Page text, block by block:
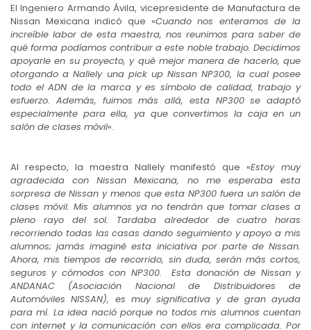
El Ingeniero Armando Ávila, vicepresidente de Manufactura de
Nissan Mexicana indicó que «Cuando nos enteramos de la
increíble labor de esta maestra, nos reunimos para saber de
qué forma podíamos contribuir a este noble trabajo. Decidimos
apoyarle en su proyecto, y qué mejor manera de hacerlo, que
otorgando a Nallely una pick up Nissan NP300, la cual posee
todo el ADN de la marca y es símbolo de calidad, trabajo y
esfuerzo. Además, fuimos más allá, esta NP300 se adaptó
especialmente para ella, ya que convertimos la caja en un
salón de clases móvil«.
Al respecto, la maestra Nallely manifestó que «Estoy muy
agradecida con Nissan Mexicana, no me esperaba esta
sorpresa de Nissan y menos que esta NP300 fuera un salón de
clases móvil. Mis alumnos ya no tendrán que tomar clases a
pleno rayo del sol. Tardaba alrededor de cuatro horas
recorriendo todas las casas dando seguimiento y apoyo a mis
alumnos; jamás imaginé esta iniciativa por parte de Nissan.
Ahora, mis tiempos de recorrido, sin duda, serán más cortos,
seguros y cómodos con NP300. Esta donación de Nissan y
ANDANAC (Asociación Nacional de Distribuidores de
Automóviles NISSAN), es muy significativa y de gran ayuda
para mí. La idea nació porque no todos mis alumnos cuentan
con internet y la comunicación con ellos era complicada. Por